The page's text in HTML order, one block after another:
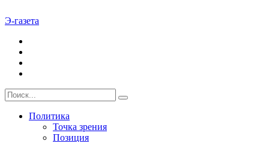
Э-газета
Политика
Точка зрения
Позиция